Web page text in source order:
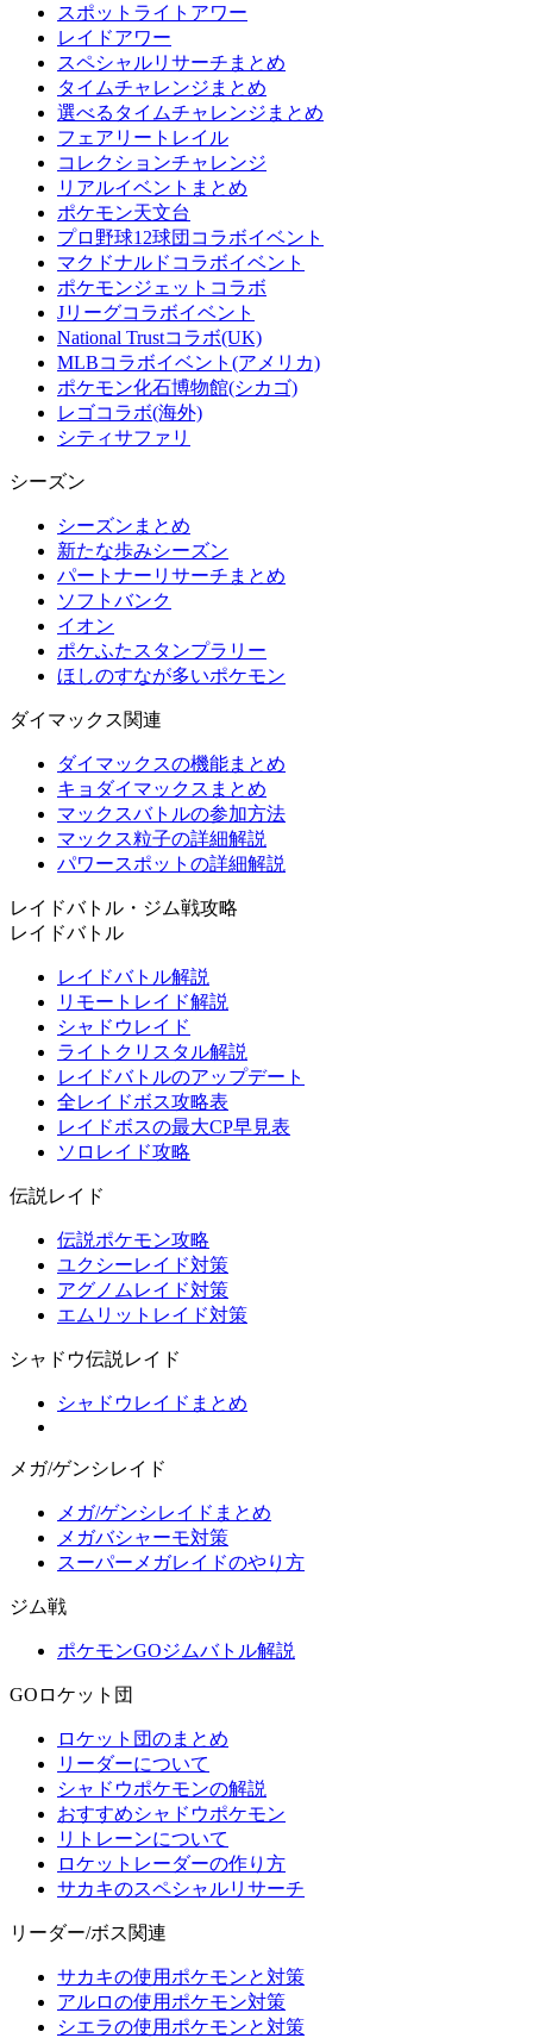
スポットライトアワー
レイドアワー
スペシャルリサーチまとめ
タイムチャレンジまとめ
選べるタイムチャレンジまとめ
フェアリートレイル
コレクションチャレンジ
リアルイベントまとめ
ポケモン天文台
プロ野球12球団コラボイベント
マクドナルドコラボイベント
ポケモンジェットコラボ
Jリーグコラボイベント
National Trustコラボ(UK)
MLBコラボイベント(アメリカ)
ポケモン化石博物館(シカゴ)
レゴコラボ(海外)
シティサファリ
シーズン
シーズンまとめ
新たな歩みシーズン
パートナーリサーチまとめ
ソフトバンク
イオン
ポケふたスタンプラリー
ほしのすなが多いポケモン
ダイマックス関連
ダイマックスの機能まとめ
キョダイマックスまとめ
マックスバトルの参加方法
マックス粒子の詳細解説
パワースポットの詳細解説
レイドバトル・ジム戦攻略
レイドバトル
レイドバトル解説
リモートレイド解説
シャドウレイド
ライトクリスタル解説
レイドバトルのアップデート
全レイドボス攻略表
レイドボスの最大CP早見表
ソロレイド攻略
伝説レイド
伝説ポケモン攻略
ユクシーレイド対策
アグノムレイド対策
エムリットレイド対策
シャドウ伝説レイド
シャドウレイドまとめ
メガ/ゲンシレイド
メガ/ゲンシレイドまとめ
メガバシャーモ対策
スーパーメガレイドのやり方
ジム戦
ポケモンGOジムバトル解説
GOロケット団
ロケット団のまとめ
リーダーについて
シャドウポケモンの解説
おすすめシャドウポケモン
リトレーンについて
ロケットレーダーの作り方
サカキのスペシャルリサーチ
リーダー/ボス関連
サカキの使用ポケモンと対策
アルロの使用ポケモン対策
シエラの使用ポケモンと対策